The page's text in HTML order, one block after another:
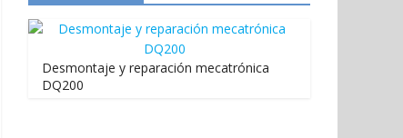
Desmontaje y reparación mecatrónica
DQ200